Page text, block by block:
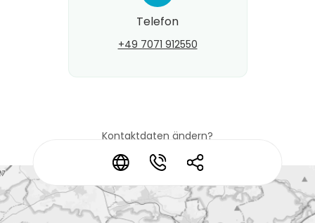
* * *
Telefon
+49 7071 912550
Kontaktdaten ändern?